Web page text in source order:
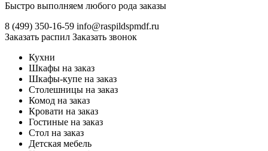
Быстро выполняем любого рода заказы
8 (499) 350-16-59 info@raspildspmdf.ru
Заказать распил Заказать звонок
Кухни
Шкафы на заказ
Шкафы-купе на заказ
Столешницы на заказ
Комод на заказ
Кровати на заказ
Гостиные на заказ
Стол на заказ
Детская мебель